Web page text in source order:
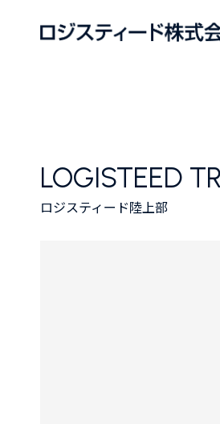
LOGISTEED
ロジスティード陸上部